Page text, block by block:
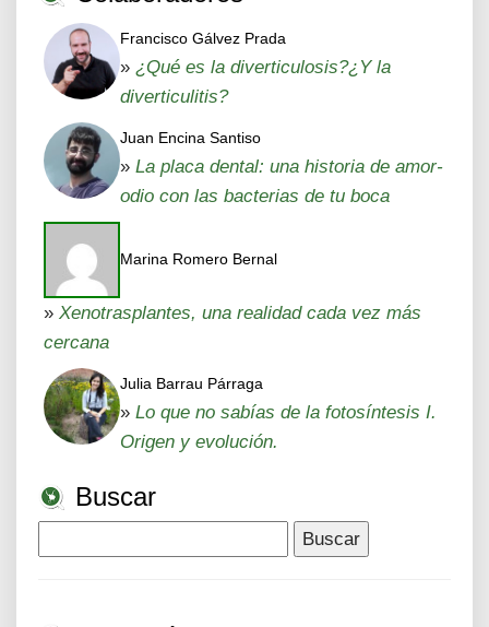
Francisco Gálvez Prada
» ¿Qué es la diverticulosis?¿Y la
diverticulitis?
Juan Encina Santiso
» La placa dental: una historia de amor-
odio con las bacterias de tu boca
Marina Romero Bernal
» Xenotrasplantes, una realidad cada vez más
cercana
Julia Barrau Párraga
» Lo que no sabías de la fotosíntesis I.
Origen y evolución.
Buscar